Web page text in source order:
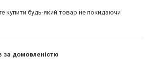
купити будь-який товар не покидаючи
за домовленістю